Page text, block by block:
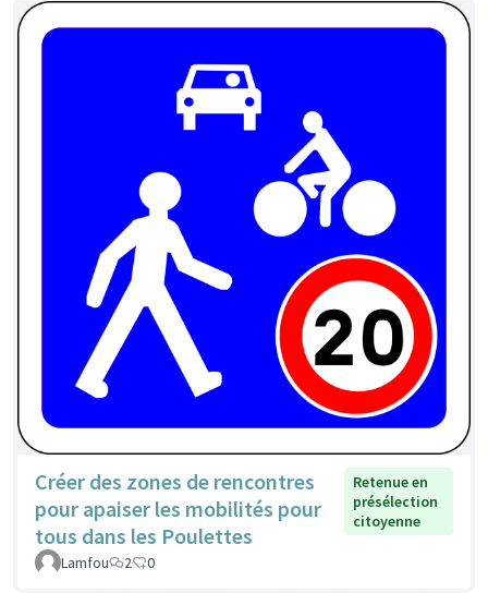
Créer des zones de rencontres
pour apaiser les mobilités pour
tous dans les Poulettes
Retenue en
présélection
citoyenne
Lamfou 2 0